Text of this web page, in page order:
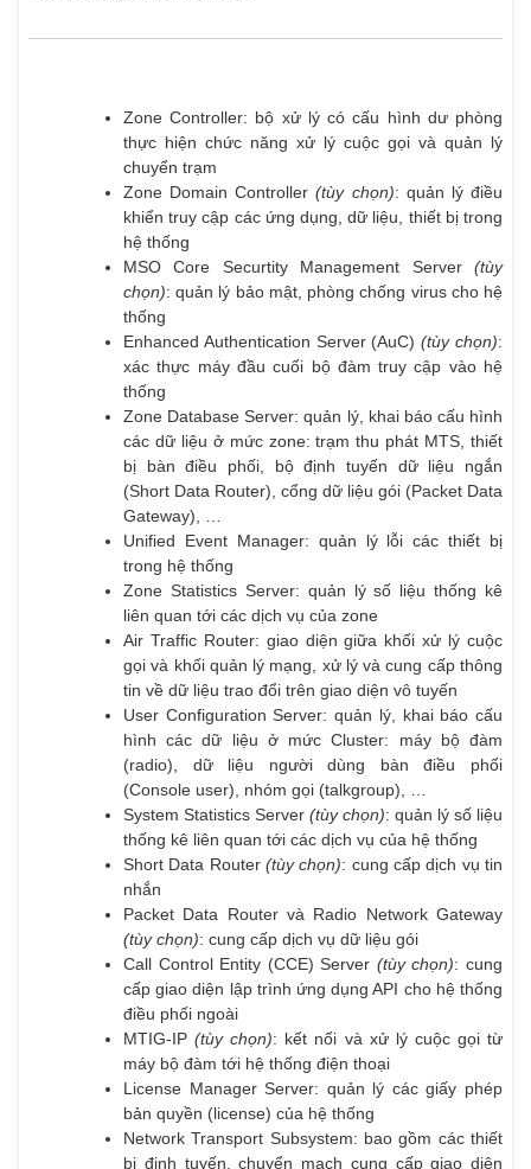
Zone Controller: bộ xử lý có cấu hình dư phòng
thực hiện chức năng xử lý cuộc gọi và quản lý
chuyển trạm
Zone Domain Controller(tùy chọn): quản lý điều
khiển truy cập các ứng dụng, dữ liệu, thiết bị trong
hệ thống
MSO Core Securtity Management Server (tùy
chọn): quản lý bảo mật, phòng chống virus cho hệ
thống
Enhanced Authentication Server (AuC)(tùy chọn):
xác thực máy đầu cuối bộ đàm truy cập vào hệ
thống
Zone Database Server: quản lý, khai báo cấu hình
các dữ liệu ở mức zone: trạm thu phát MTS, thiết
bị bàn điều phối, bộ định tuyến dữ liệu ngắn
(Short Data Router), cổng dữ liệu gói (Packet Data
Gateway), …
Unified Event Manager: quản lý lỗi các thiết bị
trong hệ thống
Zone Statistics Server: quản lý số liệu thống kê
liên quan tới các dịch vụ của zone
Air Traffic Router: giao diện giữa khối xử lý cuộc
gọi và khối quản lý mạng, xử lý và cung cấp thông
tin về dữ liệu trao đổi trên giao diện vô tuyến
User Configuration Server: quản lý, khai báo cấu
hình các dữ liệu ở mức Cluster: máy bộ đàm
(radio), dữ liệu người dùng bàn điều phối
(Console user), nhóm gọi (talkgroup), …
System Statistics Server (tùy chọn): quản lý số liệu
thống kê liên quan tới các dịch vụ của hệ thống
Short Data Router (tùy chọn): cung cấp dịch vụ tin
nhắn
Packet Data Router và Radio Network Gateway
(tùy chọn): cung cấp dịch vụ dữ liệu gói
Call Control Entity (CCE) Server (tùy chọn): cung
cấp giao diện lập trình ứng dụng API cho hệ thống
điều phối ngoài
MTIG-IP(tùy chọn): kết nối và xử lý cuộc gọi từ
máy bộ đàm tới hệ thống điện thoại
License Manager Server: quản lý các giấy phép
bản quyền (license) của hệ thống
Network Transport Subsystem: bao gồm các thiết
bị định tuyến, chuyển mạch cung cấp giao diện